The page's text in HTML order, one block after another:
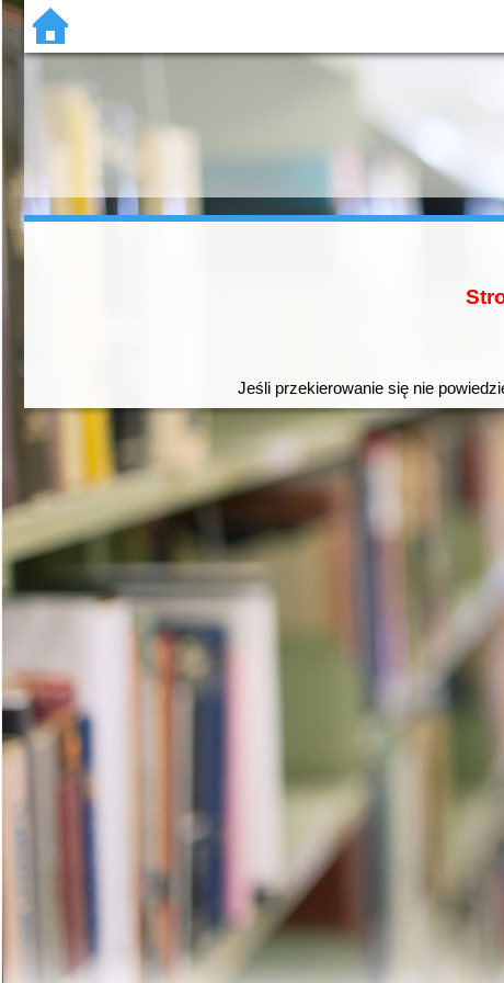
Jeśli przekierowanie się nie